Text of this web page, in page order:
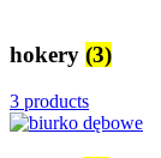
hokery (3)
3 products